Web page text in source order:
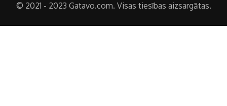
© 2021 - 2023 Gatavo.com. Visas tiesības aizsargātas.